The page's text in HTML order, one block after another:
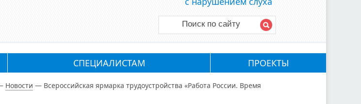
Поиск по сайту
СПЕЦИАЛИСТАМ ПРОЕКТЫ
Новости — Всероссийская ярмарка трудоустройства «Работа России. Время